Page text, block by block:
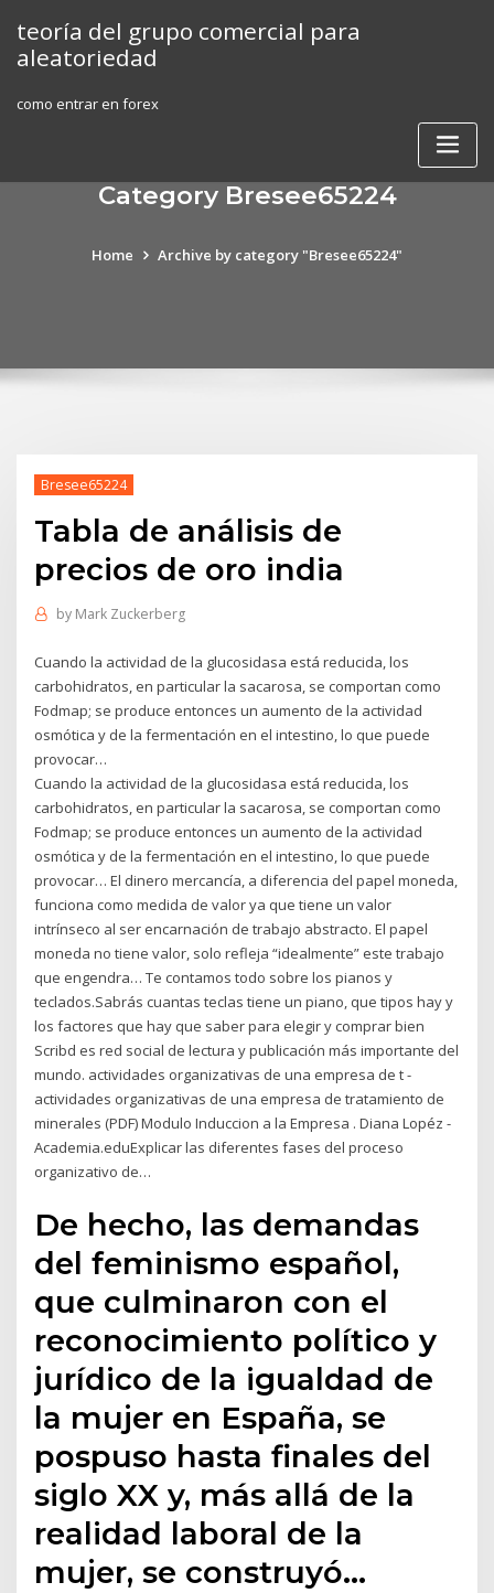
content
teoría del grupo comercial para
aleatoriedad
como entrar en forex
Category Bresee65224
Home Archive by category "Bresee65224"
Bresee65224
Tabla de análisis de
precios de oro india
by Mark Zuckerberg
Cuando la actividad de la glucosidasa está reducida, los
carbohidratos, en particular la sacarosa, se comportan como
Fodmap; se produce entonces un aumento de la actividad
osmótica y de la fermentación en el intestino, lo que puede
provocar…
Cuando la actividad de la glucosidasa está reducida, los
carbohidratos, en particular la sacarosa, se comportan como
Fodmap; se produce entonces un aumento de la actividad
osmótica y de la fermentación en el intestino, lo que puede
provocar… El dinero mercancía, a diferencia del papel moneda,
funciona como medida de valor ya que tiene un valor
intrínseco al ser encarnación de trabajo abstracto. El papel
moneda no tiene valor, solo refleja “idealmente” este trabajo
que engendra… Te contamos todo sobre los pianos y
teclados.Sabrás cuantas teclas tiene un piano, que tipos hay y
los factores que hay que saber para elegir y comprar bien
Scribd es red social de lectura y publicación más importante del
mundo. actividades organizativas de una empresa de t -
actividades organizativas de una empresa de tratamiento de
minerales (PDF) Modulo Induccion a la Empresa . Diana Lopéz -
Academia.eduExplicar las diferentes fases del proceso
organizativo de…
De hecho, las demandas
del feminismo español,
que culminaron con el
reconocimiento político y
jurídico de la igualdad de
la mujer en España, se
pospuso hasta finales del
siglo XX y, más allá de la
realidad laboral de la
mujer, se construyó…